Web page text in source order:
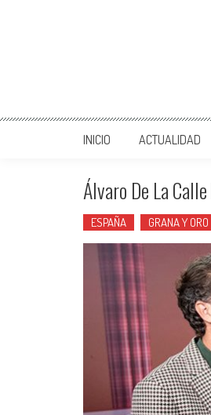
INICIO ACTUALIDAD
Álvaro De La
ESPAÑA GRANA Y ORO